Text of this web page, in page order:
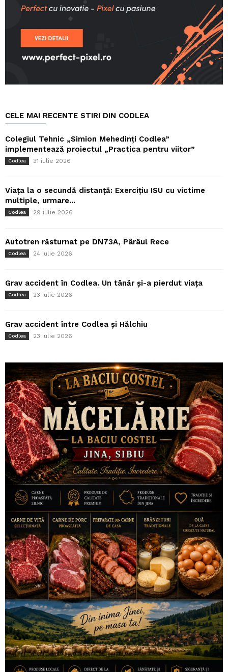
CELE MAI RECENTE STIRI DIN CODLEA
Colegiul Tehnic „Simion Mehedinți Codlea”
implementează proiectul „Practica pentru viitor”
Codlea 31 iulie 2026
Viața la o secundă distanță: Exercițiu ISU cu victime
multiple, urmare...
Codlea 29 iulie 2026
Autotren răsturnat pe DN73A, Pârâul Rece
Codlea 24 iulie 2026
Grav accident în Codlea. Un tânăr și-a pierdut viața
Codlea 23 iulie 2026
Grav accident între Codlea și Hălchiu
Codlea 23 iulie 2026